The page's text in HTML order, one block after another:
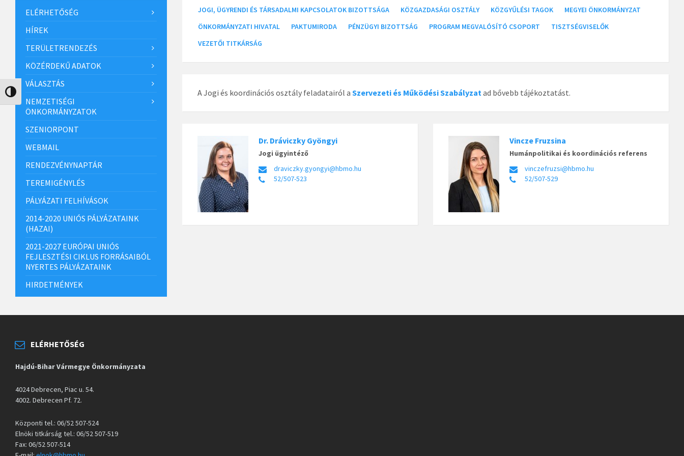
Nagy kontraszt váltása
JOGI, ÜGYRENDI ÉS TÁRSADALMI KAPCSOLATOK BIZOTTSÁGA
KÖZGAZDASÁGI OSZTÁLY KÖZGYŰLÉSI TAGOK
MEGYEI ÖNKORMÁNYZAT
ÖNKORMÁNYZATI HIVATAL
PAKTUMIRODA PÉNZÜGYI BIZOTTSÁG PROGRAM MEGVALÓSÍTÓ CSOPORT
TISZTSÉGVISELŐK
VEZETŐI TITKÁRSÁG
A Jogi és koordinációs osztály feladatairól aSzervezeti és Működési Szabályzatad bővebb tájékoztatást.
Dr. Dráviczky Gyöngyi
Jogi ügyintéző
draviczky.gyongyi@hbmo.hu
52/507-523
Vincze Fruzsina
Humánpolitikai és koordinációs referens
vinczefruzsi@hbmo.hu
52/507-529
ELÉRHETŐSÉG
HÍREK
TERÜLETRENDEZÉS
KÖZÉRDEKŰ ADATOK
VÁLASZTÁS
NEMZETISÉGI
ÖNKORMÁNYZATOK
SZENIORPONT
WEBMAIL
RENDEZVÉNYNAPTÁR
TEREMIGÉNYLÉS
PÁLYÁZATI FELHÍVÁSOK
2014-2020 UNIÓS PÁLYÁZATAINK
(HAZAI)
2021-2027 EURÓPAI UNIÓS
FEJLESZTÉSI CIKLUS FORRÁSAIBÓL
NYERTES PÁLYÁZATAINK
HIRDETMÉNYEK
ELÉRHETŐSÉG
Hajdú-Bihar Vármegye Önkormányzata
4024 Debrecen, Piac u. 54.
4002. Debrecen Pf. 72.
Központi tel.: 06/52 507-524
Elnöki titkárság tel.: 06/52 507-519
Fax: 06/52 507-514